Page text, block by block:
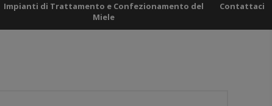
Impianti di Trattamento e Confezionamento del
Miele
Contattaci